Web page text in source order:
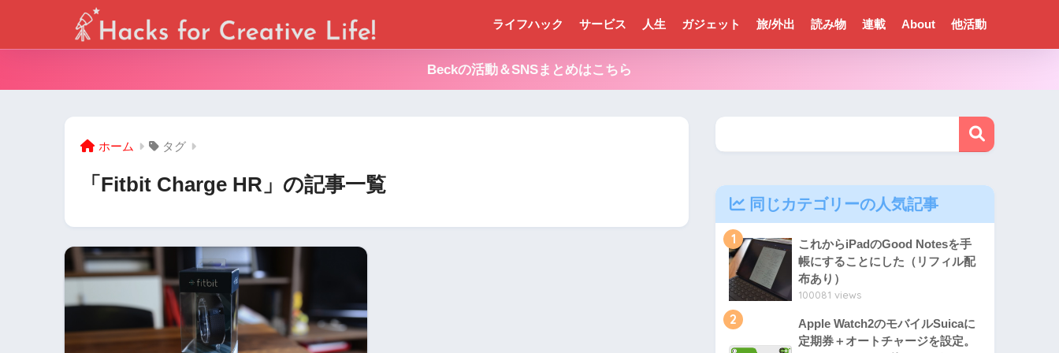
ライフハック サービス 人生 ガジェット 旅/外出 読み物 連載 About 他活動
Beckの活動＆SNSまとめはこちら
ホーム タグ
「Fitbit Charge HR」の記事一覧
同じカテゴリーの人気記事
1
これからiPadのGood Notesを手
帳にすることにした（リフィル配
布あり）
100081 views
2
Apple Watch2のモバイルSuicaに
定期券＋オートチャージを設定。